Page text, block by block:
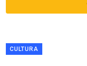
CULTURA